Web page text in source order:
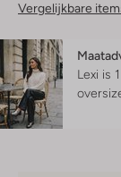
Vergelijkbare
Lexi is